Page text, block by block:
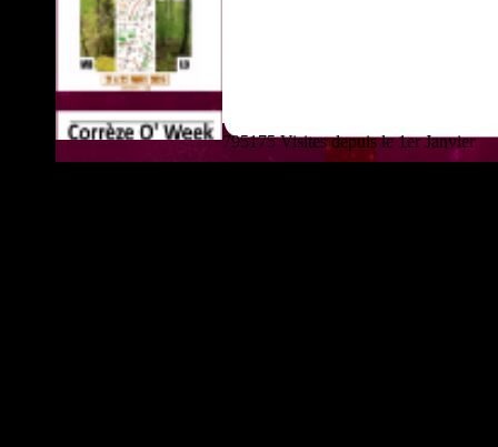
795175 Visites depuis le 1er Janvier